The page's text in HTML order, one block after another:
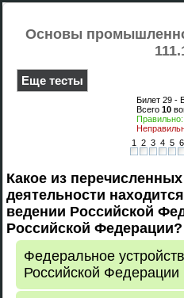
Основы
Еще тесты
Билет 29 -
Всего 10
Правильно:
1
2 3 4 5 6
Какое из
деятельности
ведении Российской
Российской Федерации?
Федеральное
Российской Федерации